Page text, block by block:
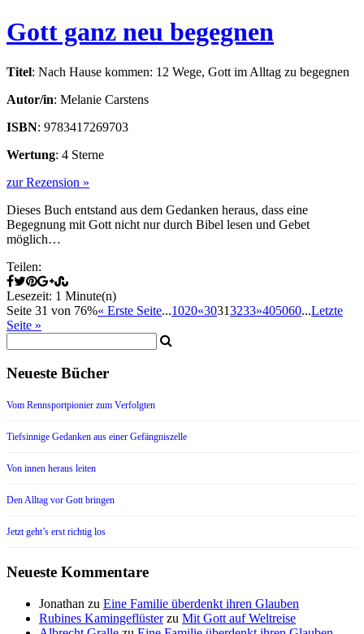
Gott ganz neu begegnen
Titel: Nach Hause kommen: 12 Wege, Gott im Alltag zu begegnen
Autor/in: Melanie Carstens
ISBN: 9783417269703
Wertung: 4 Sterne
zur Rezension »
Dieses Buch entstand aus dem Gedanken heraus, dass eine
Begegnung mit Gott nicht nur durch Bibel lesen und Gebet
möglich…
Teilen:
Lesezeit: 1 Minute(n)
Seite 31 von 76%« Erste Seite...1020«30313233»405060...Letzte
Seite »
Neueste Bücher
Vom Rennsportpionier zum Verfolgten
Tiefsinnige Gedanken aus einer Gefängniszelle
Von innen heraus leiten
Den Alltag vor Gott bringen
Jetzt geht’s erst richtig los
Neueste Kommentare
Jonathan zu Eine Familie überdenkt ihren Glauben
Rubines Kamingeflüsterzu Mit Gott auf Weltreise